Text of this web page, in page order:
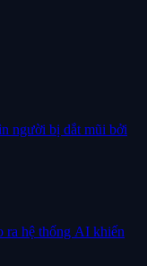
người bị dắt mũi bởi
ra hệ thống AI khiến